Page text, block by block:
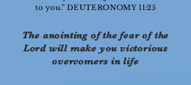
to you.” DEUTERONOMY 11:25
The anointing of the fear of the
Lord will make you victorious
overcomers in life